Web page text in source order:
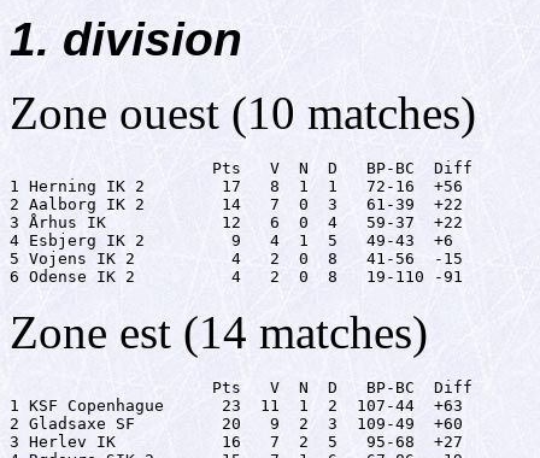
1. division
Zone ouest (10 matches)
                     Pts   V  N  D   BP-BC  Diff
1 Herning IK 2        17   8  1  1   72-16  +56
2 Aalborg IK 2        14   7  0  3   61-39  +22
3 Århus IK            12   6  0  4   59-37  +22
4 Esbjerg IK 2         9   4  1  5   49-43  +6
5 Vojens IK 2          4   2  0  8   41-56  -15
6 Odense IK 2          4   2  0  8   19-110 -91
Zone est (14 matches)
                     Pts   V  N  D   BP-BC  Diff
1 KSF Copenhague      23  11  1  2  107-44  +63
2 Gladsaxe SF         20   9  2  3  109-49  +60
3 Herlev IK           16   7  2  5   95-68  +27